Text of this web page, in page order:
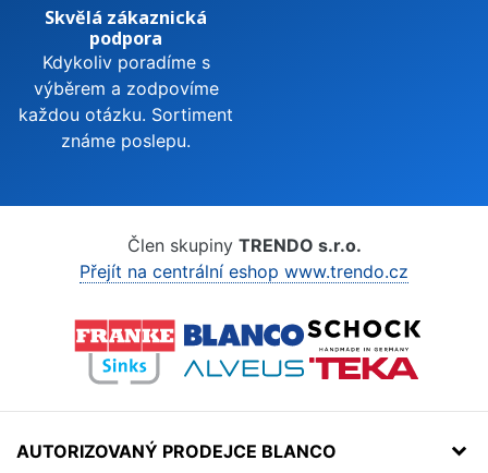
Skvělá zákaznická
podpora
Kdykoliv poradíme s
výběrem a zodpovíme
každou otázku. Sortiment
známe poslepu.
Člen skupiny TRENDO s.r.o.
Přejít na centrální eshop www.trendo.cz
AUTORIZOVANÝ PRODEJCE BLANCO